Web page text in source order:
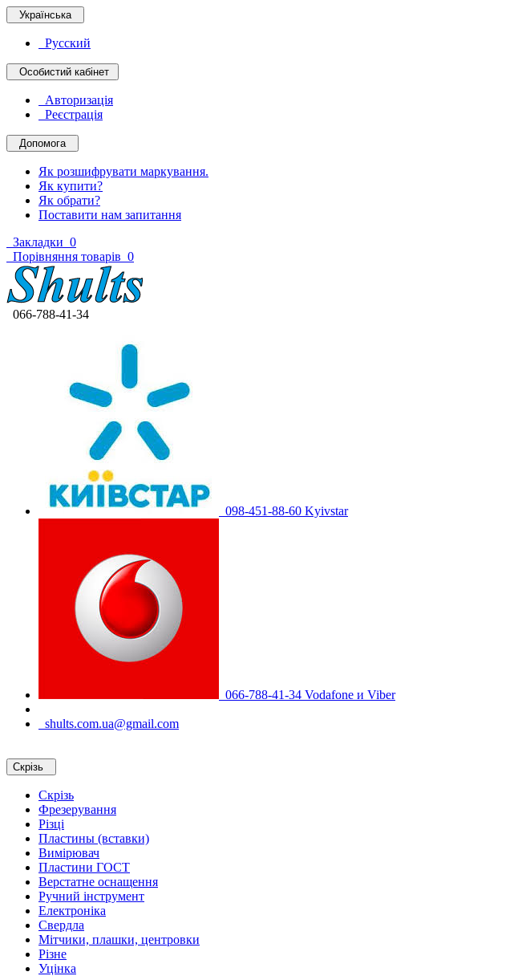
Українська
Русский
Особистий кабінет
Авторизація
Реєстрація
Допомога
Як розшифрувати маркування.
Як купити?
Як обрати?
Поставити нам запитання
Закладки 0
Порівняння товарів 0
066-788-41-34
098-451-88-60 Kyivstar
066-788-41-34 Vodafone и Viber
shults.com.ua@gmail.com
Скрізь
Скрізь
Фрезерування
Різці
Пластины (вставки)
Вимірювач
Пластини ГОСТ
Верстатне оснащення
Ручний інструмент
Електроніка
Свердла
Мітчики, плашки, центровки
Різне
Уцінка